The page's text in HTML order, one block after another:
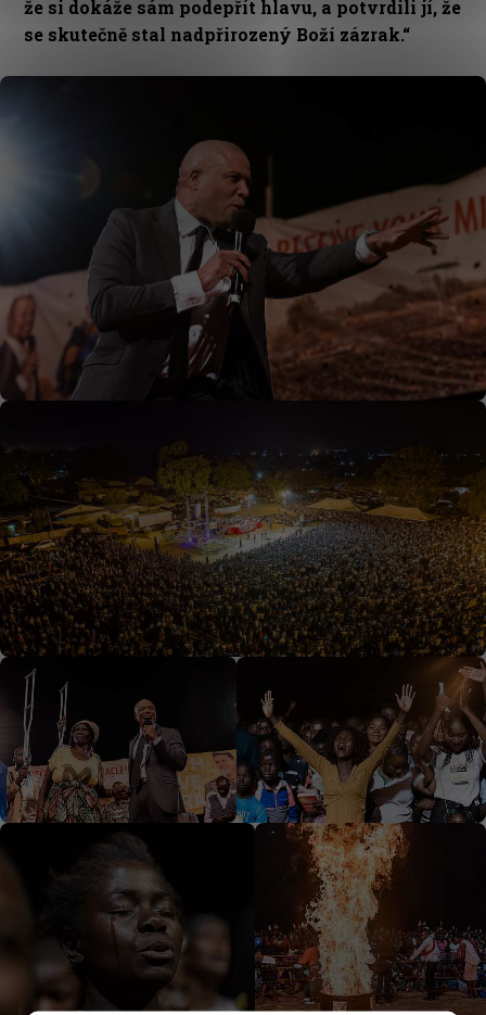
že si dokáže sám podepřít hlavu, a potvrdili jí, že
se skutečně stal nadpřirozený Boží zázrak.“